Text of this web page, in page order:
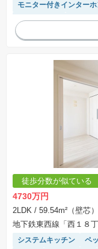
モニター付きインター
宅配ボックス
駐車場(
徒歩分数が似ている
4730万円
2LDK / 59.54m²（壁芯）
地下鉄東西線「西１８
システムキッチン ペ